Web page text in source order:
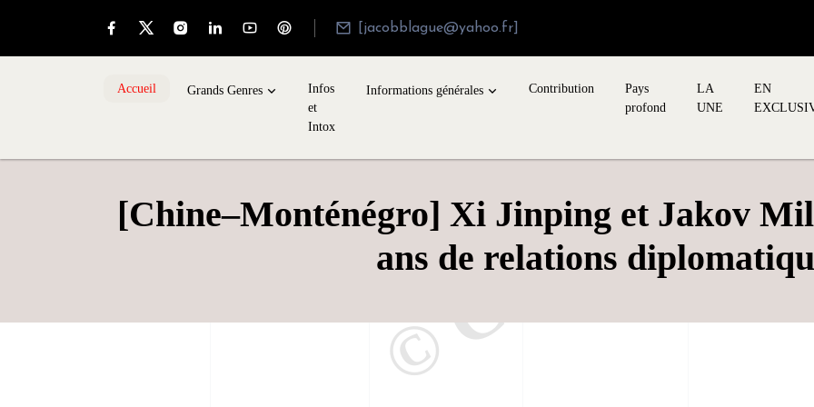
[jacobblague@yahoo.fr]
Accueil Grands Genres
Infos
et
Intox
Informations générales Contribution
Pays
profond
LA
UNE
EN
[Chine–Monténégro] Xi Jinping et Jakov
ans de relations